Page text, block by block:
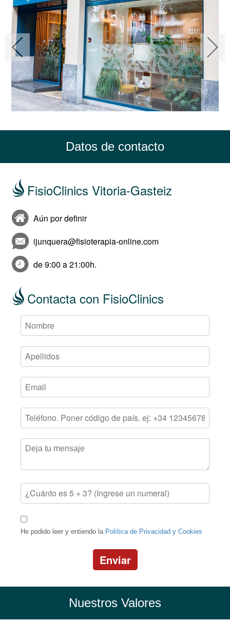
Datos de contacto
FisioClinics Vitoria-Gasteiz
Aún por definir
ijunquera@fisioterapia-online.com
de 9:00 a 21:00h.
Contacta con FisioClinics
He podido leer y entiendo la Política de Privacidad y Cookies
Enviar
Nuestros Valores